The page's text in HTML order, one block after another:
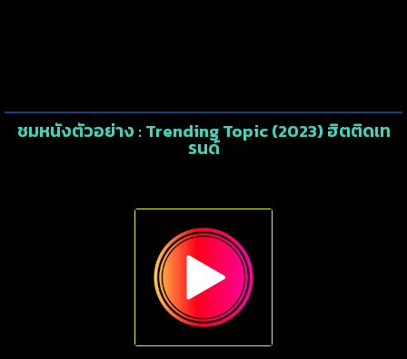
ชมหนังตัวอย่าง : Trending Topic (2023) ฮิตติดเท
รนด์